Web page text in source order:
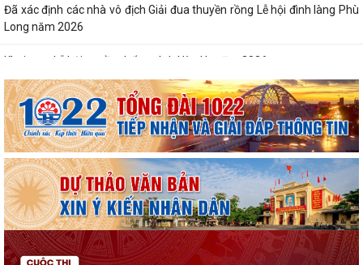
Đã xác định các nhà vô địch Giải đua thuyền rồng Lễ hội đình làng Phù
Long năm 2026
Khai mạc Lễ hội truyền thống Đình Hòa Hy năm 2026
Tuổi trẻ Chi đoàn UBND đặc khu Cát Hải lan tỏa nghĩa tình từ những
“Bữa cơm tri ân”
Khai mạc Lễ hội làng tháng Sáu tại Cụm di tích Đình, Chùa Gia Lộc
Lễ hội truyền thống Xa mã – Rước kiệu Đình Hoàng Châu: Gìn giữ, phát
huy giá trị Di tích lịch sử...
Lễ hội Đình Đồng Bài góp phần gìn giữ và phát huy giá trị văn hóa
truyền thống vùng biển Cát Hải